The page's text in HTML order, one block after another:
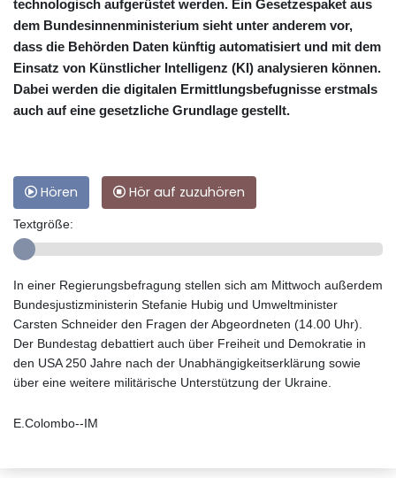
technologisch aufgerüstet werden. Ein Gesetzespaket aus
dem Bundesinnenministerium sieht unter anderem vor,
dass die Behörden Daten künftig automatisiert und mit dem
Einsatz von Künstlicher Intelligenz (KI) analysieren können.
Dabei werden die digitalen Ermittlungsbefugnisse erstmals
auch auf eine gesetzliche Grundlage gestellt.
Hören Hör auf zuzuhören
Textgröße:
In einer Regierungsbefragung stellen sich am Mittwoch außerdem
Bundesjustizministerin Stefanie Hubig und Umweltminister
Carsten Schneider den Fragen der Abgeordneten (14.00 Uhr).
Der Bundestag debattiert auch über Freiheit und Demokratie in
den USA 250 Jahre nach der Unabhängigkeitserklärung sowie
über eine weitere militärische Unterstützung der Ukraine.
E.Colombo--IM